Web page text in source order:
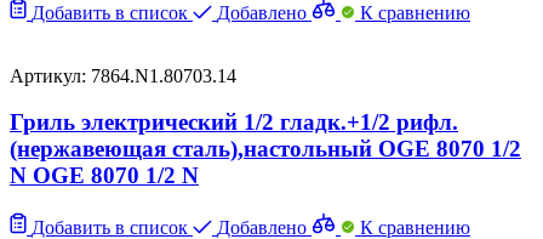
Добавить в список Добавлено К сравнению
Артикул: 7864.N1.80703.14
Гриль электрический 1/2 гладк.+1/2 рифл.
(нержавеющая сталь),настольный OGE 8070 1/2
N OGE 8070 1/2 N
Добавить в список Добавлено К сравнению